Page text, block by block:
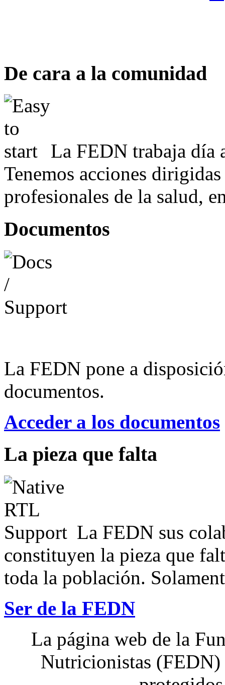
De cara a la comunidad
La FEDN trabaja día
Tenemos acciones
profesionales de la salud,
Documentos
La FEDN pone a
documentos.
Acceder a los documentos
La pieza que falta
La FEDN sus
constituyen la pieza que
toda la población.
Ser de la FEDN
La página web de la
Nutricionistas (FEDN)